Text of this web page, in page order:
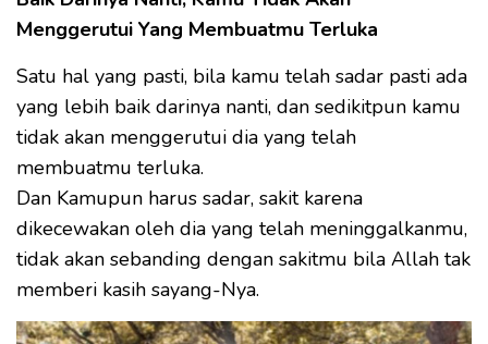
Menggerutui Yang Membuatmu Terluka
Satu hal yang pasti, bila kamu telah sadar pasti ada
yang lebih baik darinya nanti, dan sedikitpun kamu
tidak akan menggerutui dia yang telah
membuatmu terluka.
Dan Kamupun harus sadar, sakit karena
dikecewakan oleh dia yang telah meninggalkanmu,
tidak akan sebanding dengan sakitmu bila Allah tak
memberi kasih sayang-Nya.